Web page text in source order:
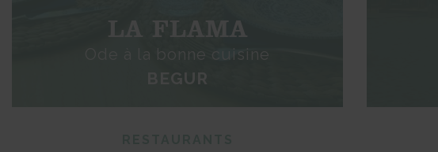
LA FLAMA
Ode à la bonne cuisine
BEGUR